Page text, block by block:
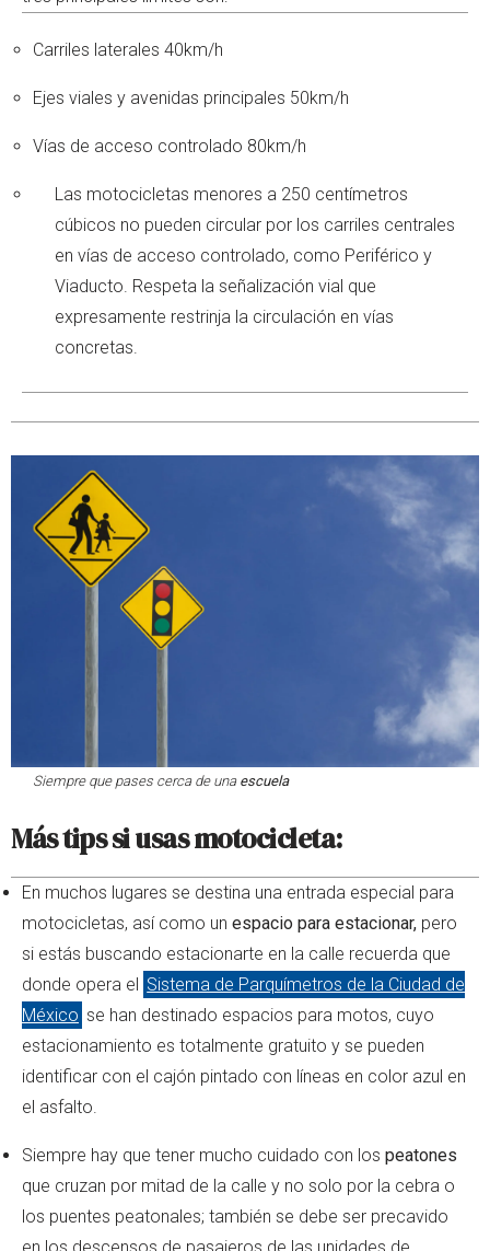
Carriles laterales 40km/h
Ejes viales y avenidas principales 50km/h
Vías de acceso controlado 80km/h
Las motocicletas menores a 250 centímetros
cúbicos no pueden circular por los carriles centrales
en vías de acceso controlado, como Periférico y
Viaducto. Respeta la señalización vial que
expresamente restrinja la circulación en vías
concretas.
Siempre que pases cerca de una escuela
Más tips si usas motocicleta:
En muchos lugares se destina una entrada especial para
motocicletas, así como un espacio para estacionar, pero
si estás buscando estacionarte en la calle recuerda que
donde opera el Sistema de Parquímetros de la Ciudad de
México se han destinado espacios para motos, cuyo
estacionamiento es totalmente gratuito y se pueden
identificar con el cajón pintado con líneas en color azul en
el asfalto.
Siempre hay que tener mucho cuidado con los peatones
que cruzan por mitad de la calle y no solo por la cebra o
los puentes peatonales; también se debe ser precavido